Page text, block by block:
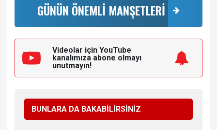
GÜNÜN ÖNEMLİ MANŞETLERİ
Videolar için YouTube
kanalımıza abone olmayı
unutmayın!
BUNLARA DA BAKABİLİRSİNİZ